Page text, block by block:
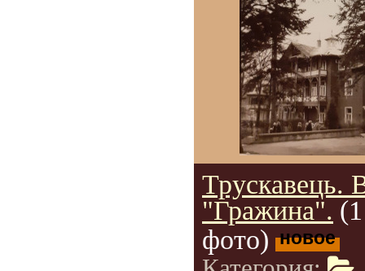
Трускавець.
"Гражина". (1
фото) новое